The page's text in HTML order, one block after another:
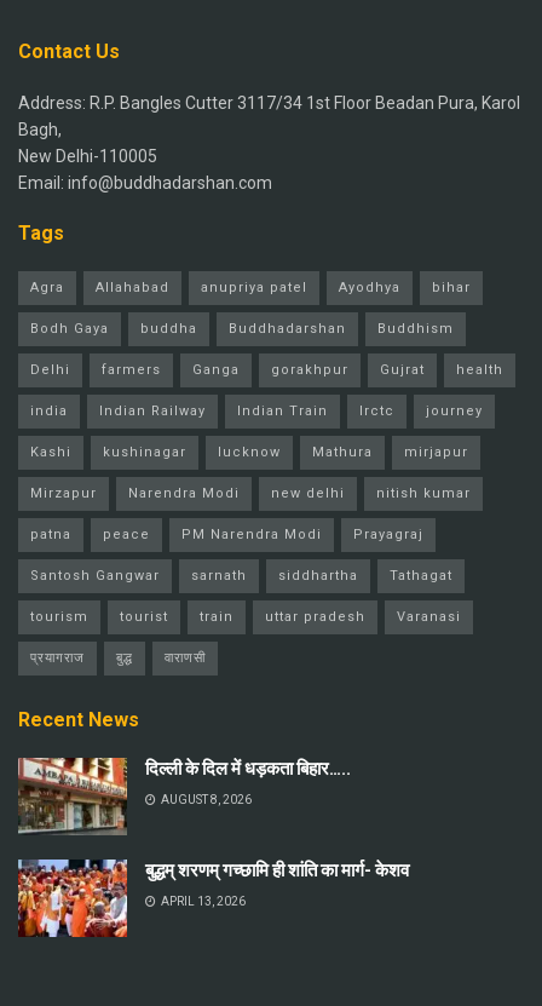
Contact Us
Address: R.P. Bangles Cutter 3117/34 1st Floor Beadan Pura, Karol
Bagh,
New Delhi-110005
Email: info@buddhadarshan.com
Tags
Agra Allahabad anupriya patel Ayodhya bihar
Bodh Gaya buddha Buddhadarshan Buddhism
Delhi farmers Ganga gorakhpur Gujrat health
india Indian Railway Indian Train Irctc journey
Kashi kushinagar lucknow Mathura mirjapur
Mirzapur Narendra Modi new delhi nitish kumar
patna peace PM Narendra Modi Prayagraj
Santosh Gangwar sarnath siddhartha Tathagat
tourism tourist train uttar pradesh Varanasi
प्रयागराज बुद्ध वाराणसी
Recent News
दिल्ली के दिल में धड़कता बिहार…..
AUGUST 8, 2026
बुद्धम् शरणम् गच्छामि ही शांति का मार्ग- केशव
APRIL 13, 2026